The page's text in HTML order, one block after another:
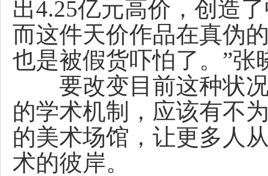
出4.25亿元高价，创造
而这件天价作品在真伪
也是被假货吓怕了。”张
要改变目前这种状况
的学术机制，应该有不
的美术场馆，让更多人
术的彼岸。